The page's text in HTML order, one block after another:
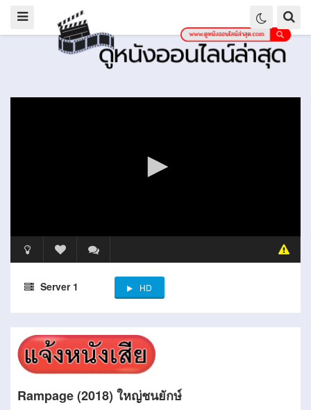
Server 1 HD
Rampage (2018) ใหญ่ชนยักษ์